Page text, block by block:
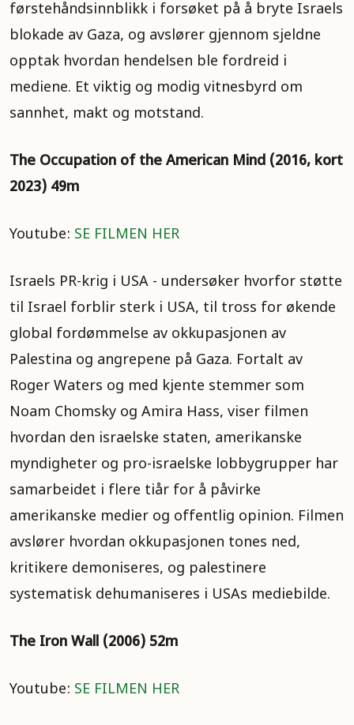
førstehåndsinnblikk i forsøket på å bryte Israels
blokade av Gaza, og avslører gjennom sjeldne
opptak hvordan hendelsen ble fordreid i
mediene. Et viktig og modig vitnesbyrd om
sannhet, makt og motstand.
The Occupation of the American Mind (2016, kort
2023) 49m
Youtube: SE FILMEN HER
Israels PR-krig i USA - undersøker hvorfor støtte
til Israel forblir sterk i USA, til tross for økende
global fordømmelse av okkupasjonen av
Palestina og angrepene på Gaza. Fortalt av
Roger Waters og med kjente stemmer som
Noam Chomsky og Amira Hass, viser filmen
hvordan den israelske staten, amerikanske
myndigheter og pro-israelske lobbygrupper har
samarbeidet i flere tiår for å påvirke
amerikanske medier og offentlig opinion. Filmen
avslører hvordan okkupasjonen tones ned,
kritikere demoniseres, og palestinere
systematisk dehumaniseres i USAs mediebilde.
The Iron Wall (2006) 52m
Youtube: SE FILMEN HER